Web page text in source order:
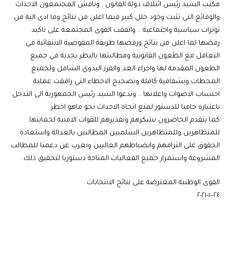
مكتب السيد رئيس ائتلاف دولة القانون . وناقش المجتمعون الاحداث
والوقائع التي تثبت وجود خلل كبير فيما اعلن من نتائج وما ادى اليه من
توترات سياسية واجتماعية .. واتفقت القوى المجتمعة على تاكيد
رفضها لما اعلن من نتائج ورفضها طريقة المفوضية الانتقائية في
التعامل مع الطعون القانونية ومطالبتها بالنظر بجدية في جميع
الطعون المقدمة لها واجراء العد والفرز اليدوي الشامل ولجميع
المحطات وبشفافية كاملة وتصحيح الاخطاء التي رافقت عملية
احتساب الاصوات واعلانها .. وندعوا السيد رئيس الجمهورية الى التدخل
باعتباره حاميا للدستور لمنع اتجاه الاحداث نحو ماهو اخطر
كما يتقدم الحاضرون بشكرهم وتقديرهم للقوات الامنية لحمايتها
للمتظاهرين وللمتظاهرين السلميين المطالبين بالعدالة واستعادة
الحقوق على التزامهم وانضباطهم العاليين ونعرب عن دعمنا للمطالب
المشروعة واستمرار جميع الفعاليات المتاحة دستوريا لتحقيق ذلك.
القوى الوطنية المعترضة على نتائج الانتخابات
٢٤-١٠-٢٠٢١